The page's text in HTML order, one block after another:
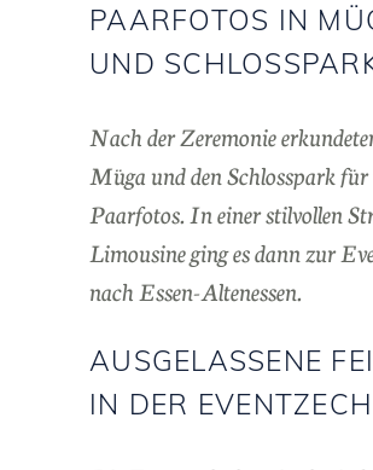
PAARFOTOS IN
UND
Nach der Zeremonie
Müga und den Schlosspark
Paarfotos. In einer stilvollen
Limousine ging es dann zur
nach Essen-Altenessen.
AUSGELASSENE
IN DER